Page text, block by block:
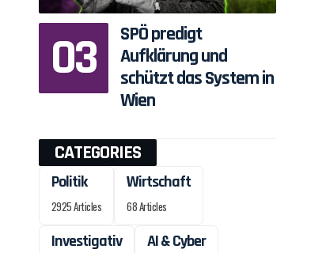
SPÖ predigt
Aufklärung und
schützt das System in
Wien
CATEGORIES
Politik
2925 Articles
Wirtschaft
68 Articles
Investigativ AI & Cyber